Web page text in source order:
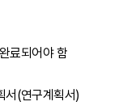
료되어야 함
(연구계획서)